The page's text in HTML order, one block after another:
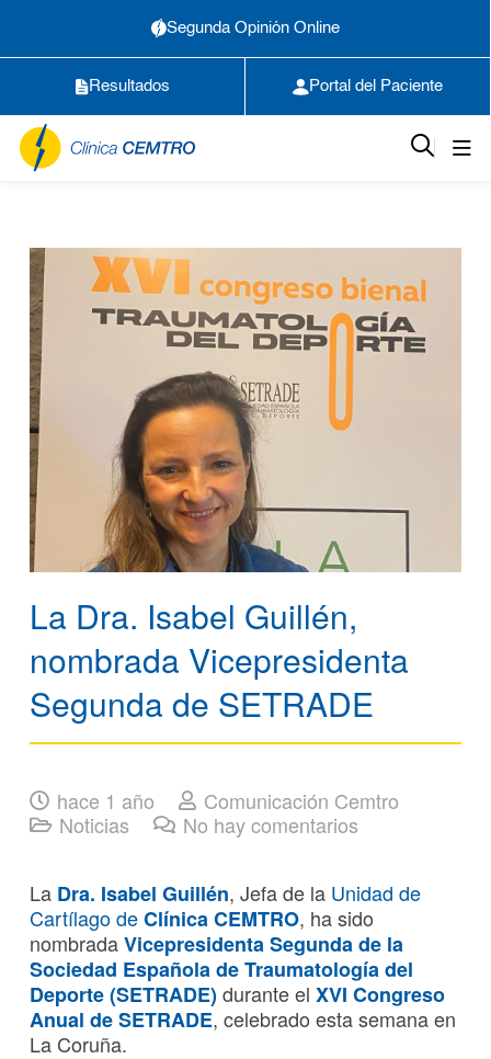
Segunda Opinión Online
Resultados Portal del Paciente
La Dra. Isabel Guillén,
nombrada Vicepresidenta
Segunda de SETRADE
hace 1 año
Comunicación Cemtro
Noticias
No hay comentarios
La Dra. Isabel Guillén, Jefa de la Unidad de
Cartílago deClínica CEMTRO, ha sido
nombradaVicepresidenta Segunda de la
Sociedad Española de Traumatología del
Deporte (SETRADE)durante el XVI Congreso
Anual de SETRADE, celebrado esta semana en
La Coruña.